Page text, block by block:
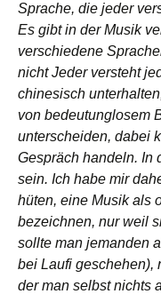
Sprache, die jeder
Es gibt in der Musik
verschiedene
nicht Jeder versteht
chinesisch
von bedeutunglosem
unterscheiden, dabei
Gespräch handeln. In
sein. Ich habe mir
hüten, eine Musik als
bezeichnen, nur weil
sollte man jemanden
bei Laufi geschehen),
der man selbst nichts